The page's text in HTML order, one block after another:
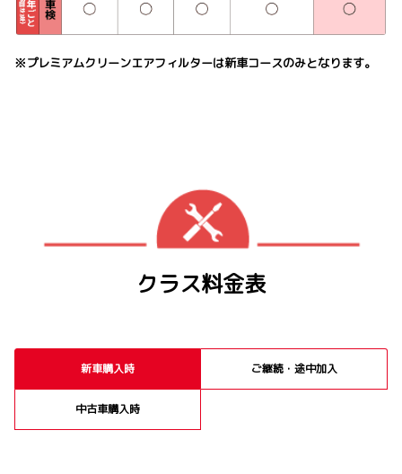
※プレミアムクリーンエアフィルターは新車コースのみとなります。
クラス料金表
新車購入時 ご継続・途中加入
中古車購入時